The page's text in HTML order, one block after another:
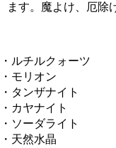
ます。魔よけ、厄除
・ルチルクォ
・モリオン
・タンザナ
・カヤナイ
・ソーダライ
・天然水晶